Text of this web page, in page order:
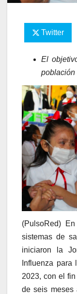
Twitter
El
población
(PulsoRed)
sistemas de
iniciaron la
Influenza
2023, con el
de seis meses